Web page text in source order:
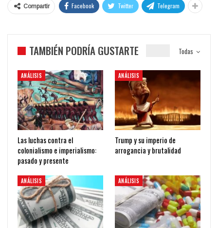
Compartir Facebook Twitter Telegram
Todas
TAMBIÉN PODRÍA GUSTARTE
ANÁLISIS
Las luchas contra el
colonialismo e imperialismo:
pasado y presente
ANÁLISIS
Trump y su imperio de
arrogancia y brutalidad
ANÁLISIS ANÁLISIS